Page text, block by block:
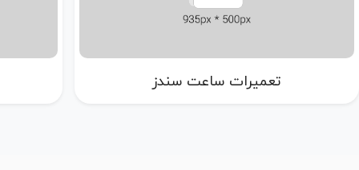
تعمیرات ساعت سندز